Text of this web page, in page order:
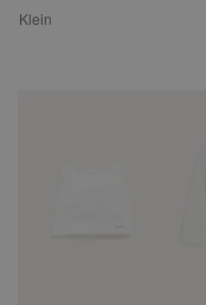
Klein
von